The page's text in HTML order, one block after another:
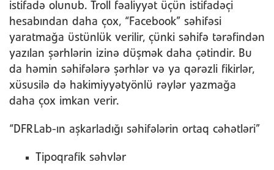
istifadə olunub. Troll fəaliyyət üçün istifadəçi
hesabından daha çox, “Facebook” səhifəsi
yaratmağa üstünlük verilir, çünki səhifə tərəfindən
yazılan şərhlərin izinə düşmək daha çətindir. Bu
da həmin səhifələrə şərhlər və ya qərəzli fikirlər,
xüsusilə də hakimiyyətyönlü rəylər yazmağa
daha çox imkan verir.
“DFRLab-ın aşkarladığı səhifələrin ortaq cəhətləri”
Tipoqrafik səhvlər